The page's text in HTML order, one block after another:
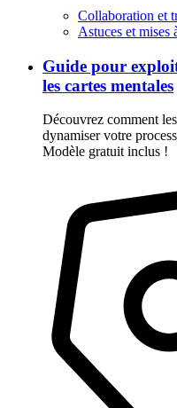
Collaboration et
Astuces et mises
Guide pour
les cartes mentales
Découvrez comment
dynamiser votre
Modèle gratuit inclus !